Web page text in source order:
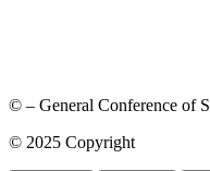
© – General Conference of
© 2025 Copyright